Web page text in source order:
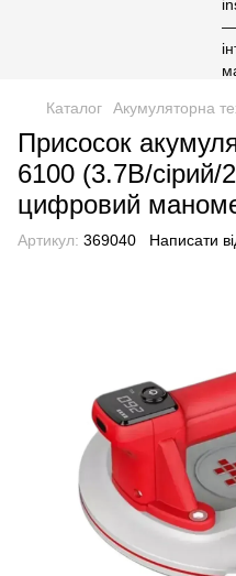
Каталог Акумуляторна
Присосок
6100 (3.7В/сірий/
цифровий
Артикул: 369040 Написати